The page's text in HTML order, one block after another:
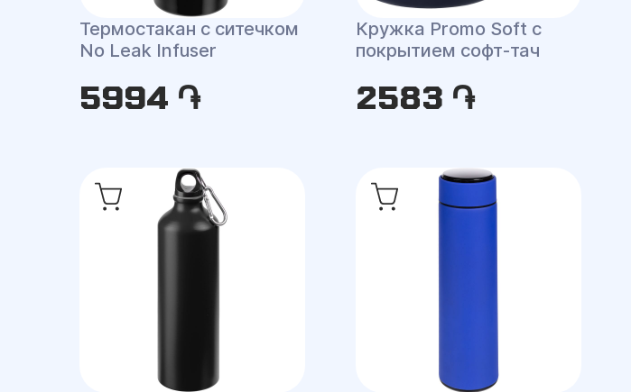
Термостакан с ситечком
No Leak Infuser
5994 ֏
Кружка Promo Soft с
покрытием софт-тач
2583 ֏